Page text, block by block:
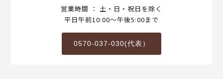
営業時間 ： 土・日・祝日を除く
平日午前10:00～午後5:00まで
0570-037-030(代表）